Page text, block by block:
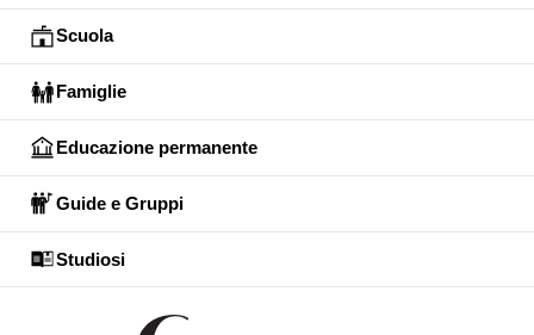
Scuola
Famiglie
Educazione permanente
Guide e Gruppi
Studiosi